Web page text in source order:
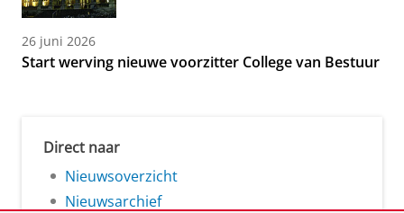
26 juni 2026
Start werving nieuwe voorzitter College van Bestuur
Direct naar
Nieuwsoverzicht
Nieuwsarchief